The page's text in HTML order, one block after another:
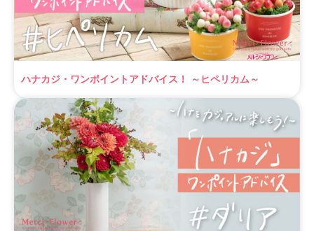
ハナカジ・ワンポイントアドバイス！ ～ヒペリカム～